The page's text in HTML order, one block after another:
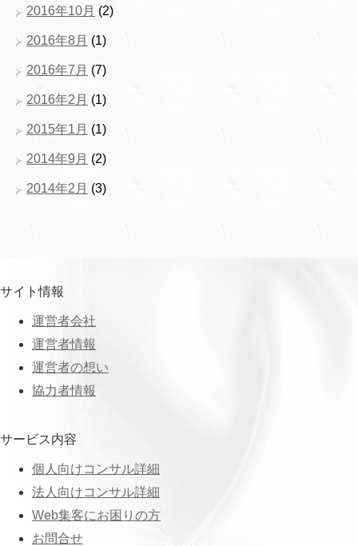
2016年10月 (2)
2016年8月 (1)
2016年7月 (7)
2016年2月 (1)
2015年1月 (1)
2014年9月 (2)
2014年2月 (3)
サイト情報
運営者会社
運営者情報
運営者の想い
協力者情報
サービス内容
個人向けコンサル詳細
法人向けコンサル詳細
Web集客にお困りの方
お問合せ